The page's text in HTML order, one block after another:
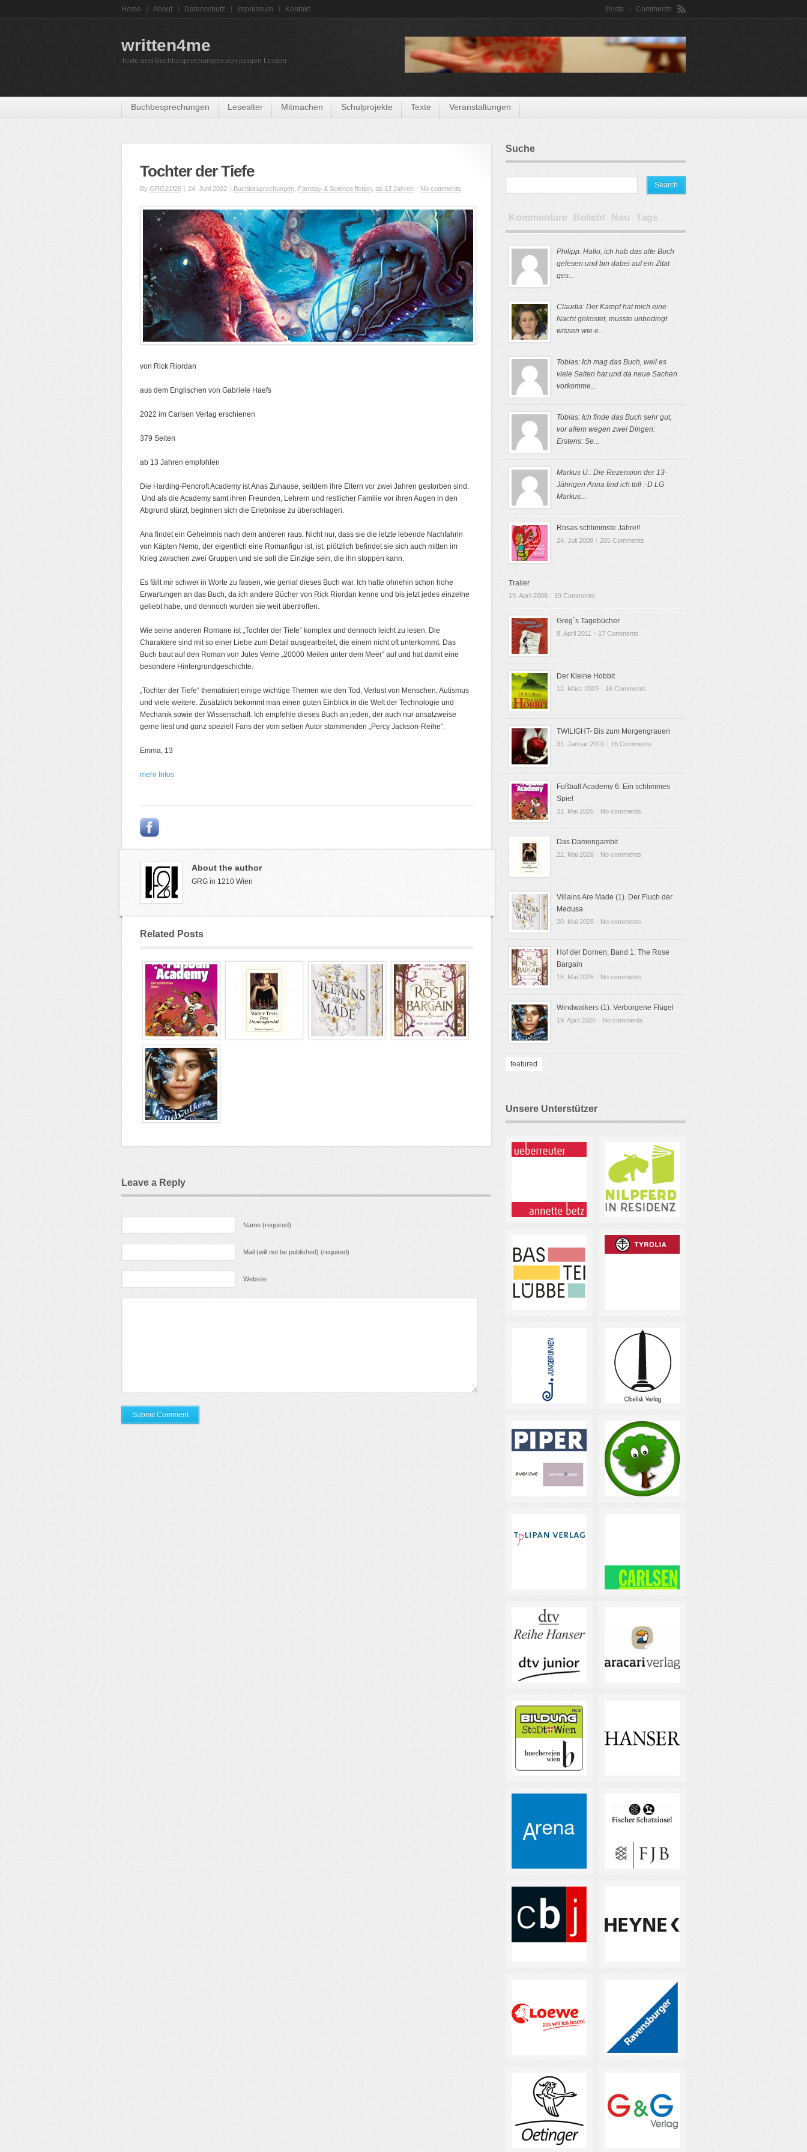
Home About Datenschutz Impressum Kontakt Comments
Posts
written4me
Texte und Buchbesprechungen von jungen Leuten
Buchbesprechungen Lesealter Mitmachen Schulprojekte Texte Veranstaltungen
Tochter der Tiefe
By GRG21f26 | 24. Juni 2022 | Buchbesprechungen Fantasy & Science fiction ab 13 Jahren | No comments
von Rick Riordan
aus dem Englischen von Gabriele Haefs
2022 im Carlsen Verlag erschienen
379 Seiten
ab 13 Jahren empfohlen
Die Harding-Pencroft Academy ist Anas Zuhause, seitdem ihre Eltern vor zwei Jahren gestorben sind.
Und als die Academy samt ihren Freunden, Lehrern und restlicher Familie vor ihren Augen in den
Abgrund stürzt, beginnen sich die Erlebnisse zu überschlagen.
Ana findet ein Geheimnis nach dem anderen raus. Nicht nur, dass sie die letzte lebende Nachfahrin
von Käpten Nemo, der eigentlich eine Romanfigur ist, ist, plötzlich befindet sie sich auch mitten im
Krieg zwischen zwei Gruppen und sie soll die Einzige sein, die ihn stoppen kann.
Es fällt mir schwer in Worte zu fassen, wie genial dieses Buch war. Ich hatte ohnehin schon hohe
Erwartungen an das Buch, da ich andere Bücher von Rick Riordan kenne und bis jetzt jedes einzelne
geliebt habe, und dennoch wurden sie weit übertroffen.
Wie seine anderen Romane ist „Tochter der Tiefe“ komplex und dennoch leicht zu lesen. Die
Charaktere sind mit so einer Liebe zum Detail ausgearbeitet, die einem nicht oft unterkommt. Das
Buch baut auf den Roman von Jules Verne „20000 Meilen unter dem Meer“ auf und hat damit eine
besondere Hintergrundgeschichte.
„Tochter der Tiefe“ thematisiert einige wichtige Themen wie den Tod, Verlust von Menschen, Autismus
und viele weitere. Zusätzlich bekommt man einen guten Einblick in die Welt der Technologie und
Mechanik sowie der Wissenschaft. Ich empfehle dieses Buch an jeden, der auch nur ansatzweise
gerne liest und ganz speziell Fans der vom selben Autor stammenden „Percy Jackson-Reihe“.
Emma, 13
mehr Infos
About the author
GRG in 1210 Wien
Related Posts
Leave a Reply
Name (required)
Mail (will not be published) (required)
Website
Suche
Kommentare Beliebt Neu Tags
Philipp: Hallo, ich hab das alte Buch
gelesen und bin dabei auf ein Zitat
ges...
Claudia: Der Kampf hat mich eine
Nacht gekostet, musste unbedingt
wissen wie e...
Tobias: Ich mag das Buch, weil es
viele Seiten hat und da neue Sachen
vorkomme...
Tobias: Ich finde das Buch sehr gut,
vor allem wegen zwei Dingen:
Erstens: Se...
Markus U.: Die Rezension der 13-
Jährigen Anna find ich toll :-D LG
Markus...
Rosas schlimmste Jahre!!
24. Juli 2008 I 205 Comments
Trailer
19. April 2008 I 19 Comments
Greg´s Tagebücher
8. April 2011 I 17 Comments
Der Kleine Hobbit
12. März 2009 I 16 Comments
TWILIGHT- Bis zum Morgengrauen
31. Januar 2010 I 16 Comments
Fußball Academy 6: Ein schlimmes
Spiel
31. Mai 2026 | No comments
Das Damengambit
22. Mai 2026 No comments
Villains Are Made (1). Der Fluch der
Medusa
20. Mai 2026 | No comments
Hof der Dornen, Band 1: The Rose
Bargain
18. Mai 2026 | No comments
Windwalkers (1). Verborgene Flügel
19. April 2026 | No comments
featured
Unsere Unterstützer